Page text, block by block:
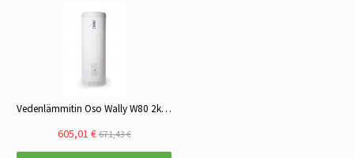
Vedenlämmitin Oso Wally W80 2kW 1x230V
605,01 € 671,43 €